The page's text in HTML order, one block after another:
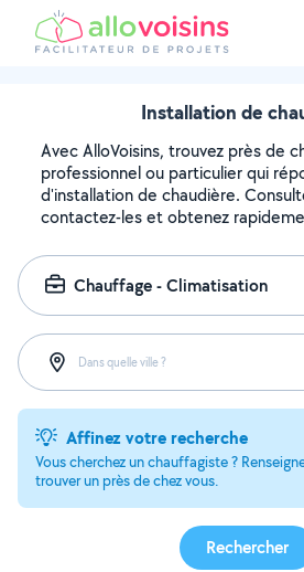
Installation de
Avec AlloVoisins, trouvez près de
professionnel ou particulier qui
d'installation de chaudière.
contactez-les et obtenez
Chauffage - Climatisation
Dans quelle ville ?
Affinez votre recherche
Vous cherchez un chauffagiste ?
trouver un près de chez vous.
Rechercher